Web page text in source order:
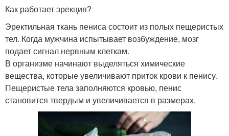
Как работает эрекция?
Эректильная ткань пениса состоит из полых пещеристых
тел. Когда мужчина испытывает возбуждение, мозг
подает сигнал нервным клеткам.
В организме начинают выделяться химические
вещества, которые увеличивают приток крови к пенису.
Пещеристые тела заполняются кровью, пенис
становится твердым и увеличивается в размерах.